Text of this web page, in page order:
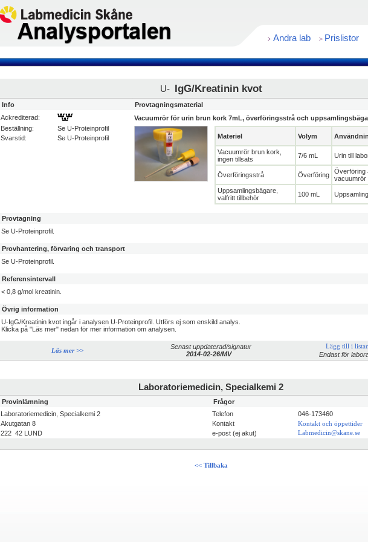
Andra lab Prislistor
U- IgG/Kreatinin kvot
Info
Ackrediterad:
Beställning:
Se U-Proteinprofil
Svarstid:
Se U-Proteinprofil
Provtagningsmaterial
Vacuumrör för urin brun kork 7mL, överföringsstrå och
Materiel Volym
Vacuumrör brun kork,
ingen tillsats
7/6 mL Urin till
Överföringsstrå Överföring
Överföring
vacuumrör
Uppsamlingsbägare,
valfritt tillbehör
100 mL
Provtagning
Se U-Proteinprofil.
Provhantering, förvaring och transport
Se U-Proteinprofil.
Referensintervall
< 0,8 g/mol kreatinin.
Övrig information
U-IgG/Kreatinin kvot ingår i analysen U-Proteinprofil. Utförs ej som enskild analys.
Klicka på "Läs mer" nedan för mer information om analysen.
Läs mer >>
Senast uppdaterad/signatur
2014-02-26/MV
Lägg till i listan
Endast för
Laboratoriemedicin, Specialkemi 2
Provinlämning
Laboratoriemedicin, Specialkemi 2
Akutgatan 8
222 42 LUND
Frågor
Telefon
046-173460
Kontakt
Kontakt och öppettider
e-post (ej akut) Labmedicin@skane.se
<< Tillbaka